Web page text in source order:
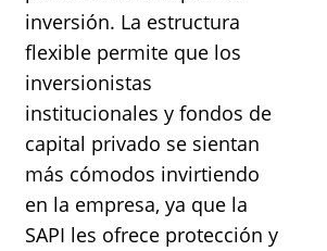
inversión. La estructura
flexible permite que los
inversionistas
institucionales y fondos de
capital privado se sientan
más cómodos invirtiendo
en la empresa, ya que la
SAPI les ofrece protección y